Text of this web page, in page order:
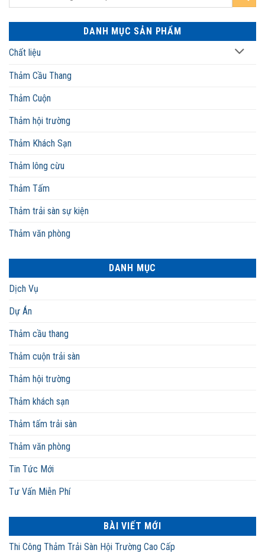
DANH MỤC SẢN PHẨM
Chất liệu
Thảm Cầu Thang
Thảm Cuộn
Thảm hội trường
Thảm Khách Sạn
Thảm lông cừu
Thảm Tấm
Thảm trải sàn sự kiện
Thảm văn phòng
DANH MỤC
Dịch Vụ
Dự Án
Thảm cầu thang
Thảm cuộn trải sàn
Thảm hội trường
Thảm khách sạn
Thảm tấm trải sàn
Thảm văn phòng
Tin Tức Mới
Tư Vấn Miễn Phí
BÀI VIẾT MỚI
Thi Công Thảm Trải Sàn Hội Trường Cao Cấp